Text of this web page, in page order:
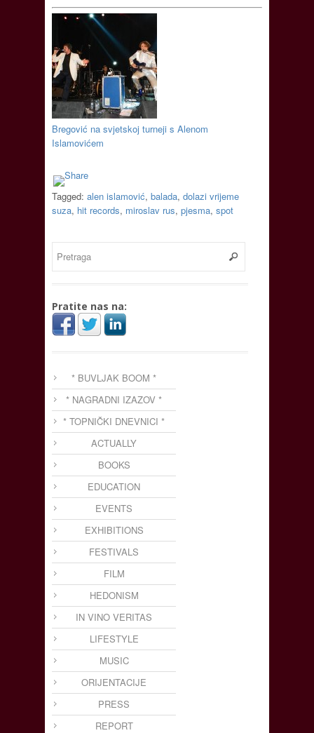
Bregović na svjetskoj turneji s Alenom
Islamovićem
Tagged: alen islamović, balada, dolazi vrijeme
suza, hit records, miroslav rus, pjesma, spot
Pratite nas na:
* BUVLJAK BOOM *
* NAGRADNI IZAZOV *
* TOPNIČKI DNEVNICI *
ACTUALLY
BOOKS
EDUCATION
EVENTS
EXHIBITIONS
FESTIVALS
FILM
HEDONISM
IN VINO VERITAS
LIFESTYLE
MUSIC
ORIJENTACIJE
PRESS
REPORT